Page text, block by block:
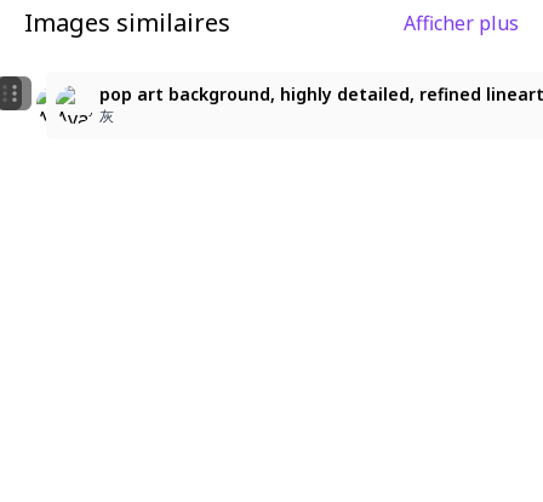
Images similaires Afficher plus
pop art background, highly detailed, refined
灰
pop art background, highly detailed, refined
灰
pop art background, highly detailed, refined
灰